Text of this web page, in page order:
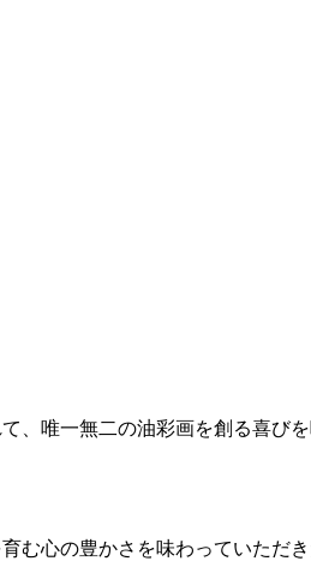
、唯一無二の油彩画を創る喜び
む心の豊かさを味わっていただ